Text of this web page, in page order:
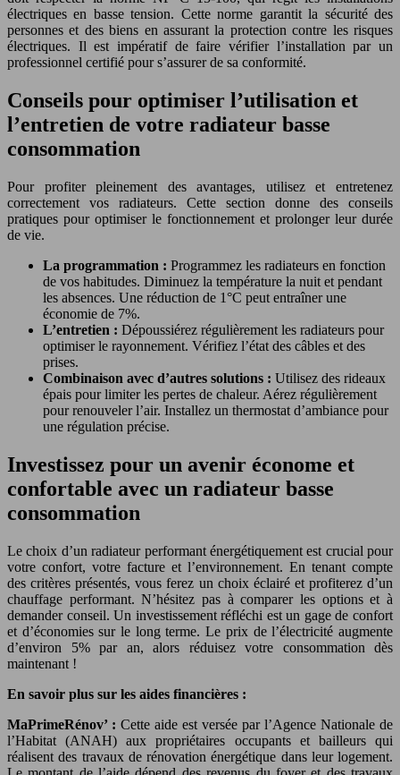
électriques en basse tension. Cette norme garantit la sécurité des
personnes et des biens en assurant la protection contre les risques
électriques. Il est impératif de faire vérifier l’installation par un
professionnel certifié pour s’assurer de sa conformité.
Conseils pour optimiser l’utilisation et
l’entretien de votre radiateur basse
consommation
Pour profiter pleinement des avantages, utilisez et entretenez
correctement vos radiateurs. Cette section donne des conseils
pratiques pour optimiser le fonctionnement et prolonger leur durée
de vie.
La programmation : Programmez les radiateurs en fonction
de vos habitudes. Diminuez la température la nuit et pendant
les absences. Une réduction de 1°C peut entraîner une
économie de 7%.
L’entretien : Dépoussiérez régulièrement les radiateurs pour
optimiser le rayonnement. Vérifiez l’état des câbles et des
prises.
Combinaison avec d’autres solutions : Utilisez des rideaux
épais pour limiter les pertes de chaleur. Aérez régulièrement
pour renouveler l’air. Installez un thermostat d’ambiance pour
une régulation précise.
Investissez pour un avenir économe et
confortable avec un radiateur basse
consommation
Le choix d’un radiateur performant énergétiquement est crucial pour
votre confort, votre facture et l’environnement. En tenant compte
des critères présentés, vous ferez un choix éclairé et profiterez d’un
chauffage performant. N’hésitez pas à comparer les options et à
demander conseil. Un investissement réfléchi est un gage de confort
et d’économies sur le long terme. Le prix de l’électricité augmente
d’environ 5% par an, alors réduisez votre consommation dès
maintenant !
En savoir plus sur les aides financières :
MaPrimeRénov’ : Cette aide est versée par l’Agence Nationale de
l’Habitat (ANAH) aux propriétaires occupants et bailleurs qui
réalisent des travaux de rénovation énergétique dans leur logement.